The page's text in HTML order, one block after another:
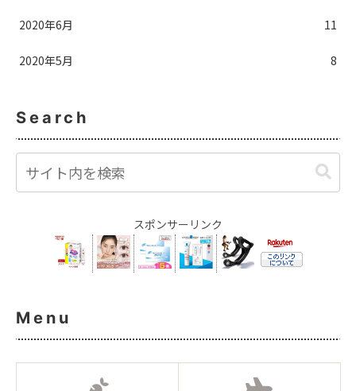
2020年6月 11
2020年5月 8
Search
スポンサーリンク
Menu